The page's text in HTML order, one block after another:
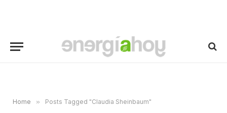
Home » Posts Tagged "Claudia Sheinbaum"